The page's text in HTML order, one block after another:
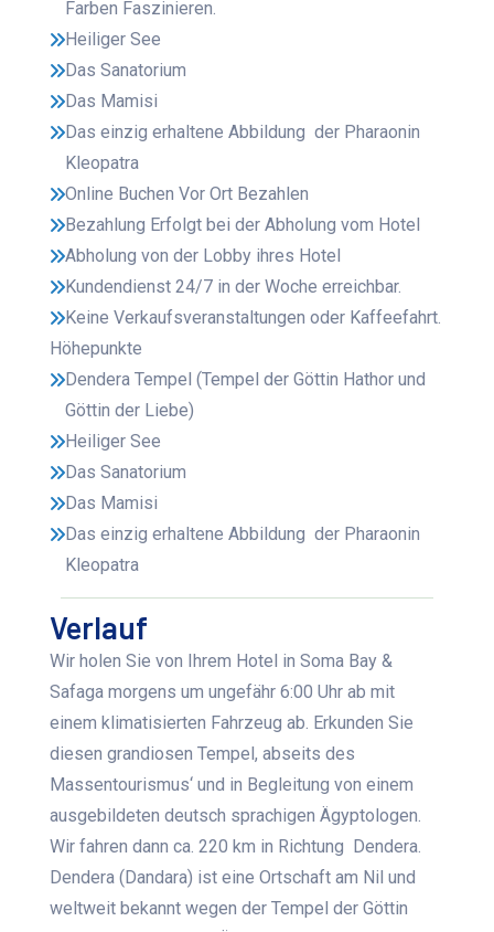
Farben Faszinieren.
Heiliger See
Das Sanatorium
Das Mamisi
Das einzig erhaltene Abbildung der Pharaonin
Kleopatra
Online Buchen Vor Ort Bezahlen
Bezahlung Erfolgt bei der Abholung vom Hotel
Abholung von der Lobby ihres Hotel
Kundendienst 24/7 in der Woche erreichbar.
Keine Verkaufsveranstaltungen oder Kaffeefahrt.
Höhepunkte
Dendera Tempel (Tempel der Göttin Hathor und
Göttin der Liebe)
Heiliger See
Das Sanatorium
Das Mamisi
Das einzig erhaltene Abbildung der Pharaonin
Kleopatra
Verlauf
Wir holen Sie von Ihrem Hotel in Soma Bay &
Safaga morgens um ungefähr 6:00 Uhr ab mit
einem klimatisierten Fahrzeug ab. Erkunden Sie
diesen grandiosen Tempel, abseits des
Massentourismus‘ und in Begleitung von einem
ausgebildeten deutsch sprachigen Ägyptologen.
Wir fahren dann ca. 220 km in Richtung Dendera.
Dendera (Dandara) ist eine Ortschaft am Nil und
weltweit bekannt wegen der Tempel der Göttin